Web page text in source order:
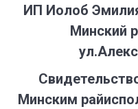
ИП Иолоб
Минский
Минским